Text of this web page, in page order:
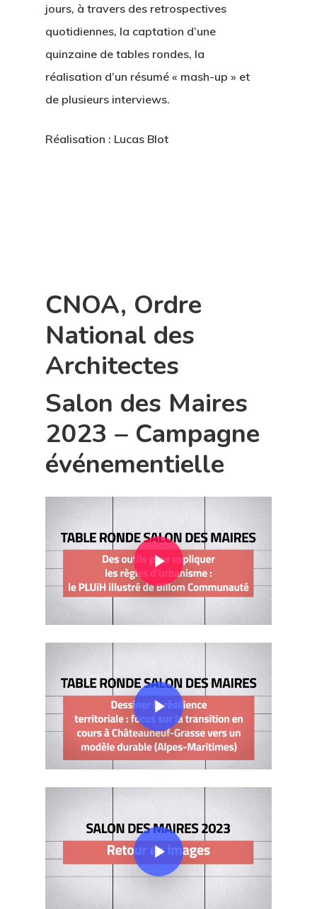
jours, à travers des retrospectives
quotidiennes, la captation d’une
quinzaine de tables rondes, la
réalisation d’un résumé « mash-up » et
de plusieurs interviews.
Réalisation : Lucas Blot
CNOA, Ordre
National des
Architectes
Salon des Maires
2023 – Campagne
événementielle
Play Video
Play Video
Play Video